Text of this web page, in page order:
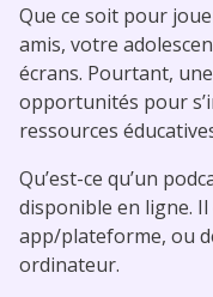
Que ce soit pour
amis, votre
écrans. Pourtant,
opportunités pour
ressources
Qu’est-ce qu’un
disponible en ligne.
app/plateforme, ou
ordinateur.